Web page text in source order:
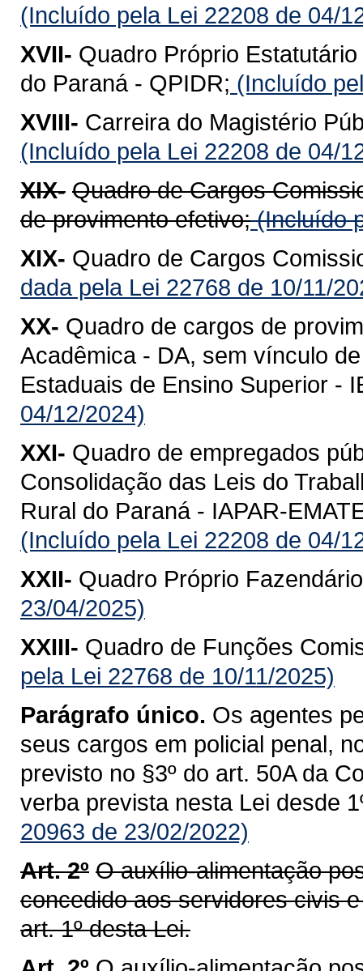
(Incluído pela Lei 22208 de 04/
XVII- Quadro Próprio
do Paraná - QPIDR; (Incluído
XVIII- Carreira do Magistério
(Incluído pela Lei 22208 de 04/
XIX- Quadro de Cargos
de provimento efetivo;(Incluído
XIX- Quadro de Cargos
dada pela Lei 22768 de 10/11/
XX- Quadro de cargos de
Acadêmica - DA, sem vínculo
Estaduais de Ensino Superior -
04/12/2024)
XXI- Quadro de empregados
Consolidação das Leis do
Rural do Paraná - IAPAR-
(Incluído pela Lei 22208 de 04/
XXII- Quadro Próprio
23/04/2025)
XXIII- Quadro de Funções
pela Lei 22768 de 10/11/2025)
Parágrafo único. Os agentes
seus cargos em policial penal,
previsto no §3º do art. 50A da
verba prevista nesta Lei desde
20963 de 23/02/2022)
Art. 2º O auxílio-alimentação
concedido aos servidores civis
art. 1º desta Lei.